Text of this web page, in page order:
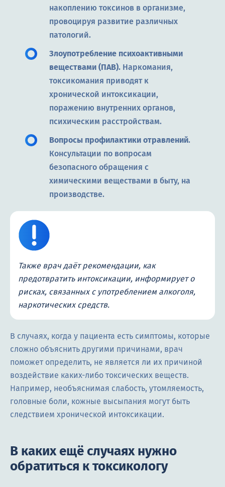
накоплению токсинов в организме,
провоцируя развитие различных
патологий.
Злоупотребление психоактивными
веществами (ПАВ). Наркомания,
токсикомания приводят к
хронической интоксикации,
поражению внутренних органов,
психическим расстройствам.
Вопросы профилактики отравлений.
Консультации по вопросам
безопасного обращения с
химическими веществами в быту, на
производстве.
Также врач даёт рекомендации, как
предотвратить интоксикации, информирует о
рисках, связанных с употреблением алкоголя,
наркотических средств.
В случаях, когда у пациента есть симптомы, которые
сложно объяснить другими причинами, врач
поможет определить, не является ли их причиной
воздействие каких-либо токсических веществ.
Например, необъяснимая слабость, утомляемость,
головные боли, кожные высыпания могут быть
следствием хронической интоксикации.
В каких ещё случаях нужно
обратиться к токсикологу